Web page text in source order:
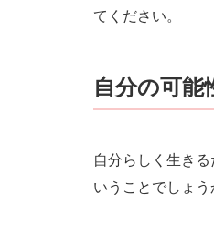
てください。
自分の可能
自分らしく生き
いうことでしょう